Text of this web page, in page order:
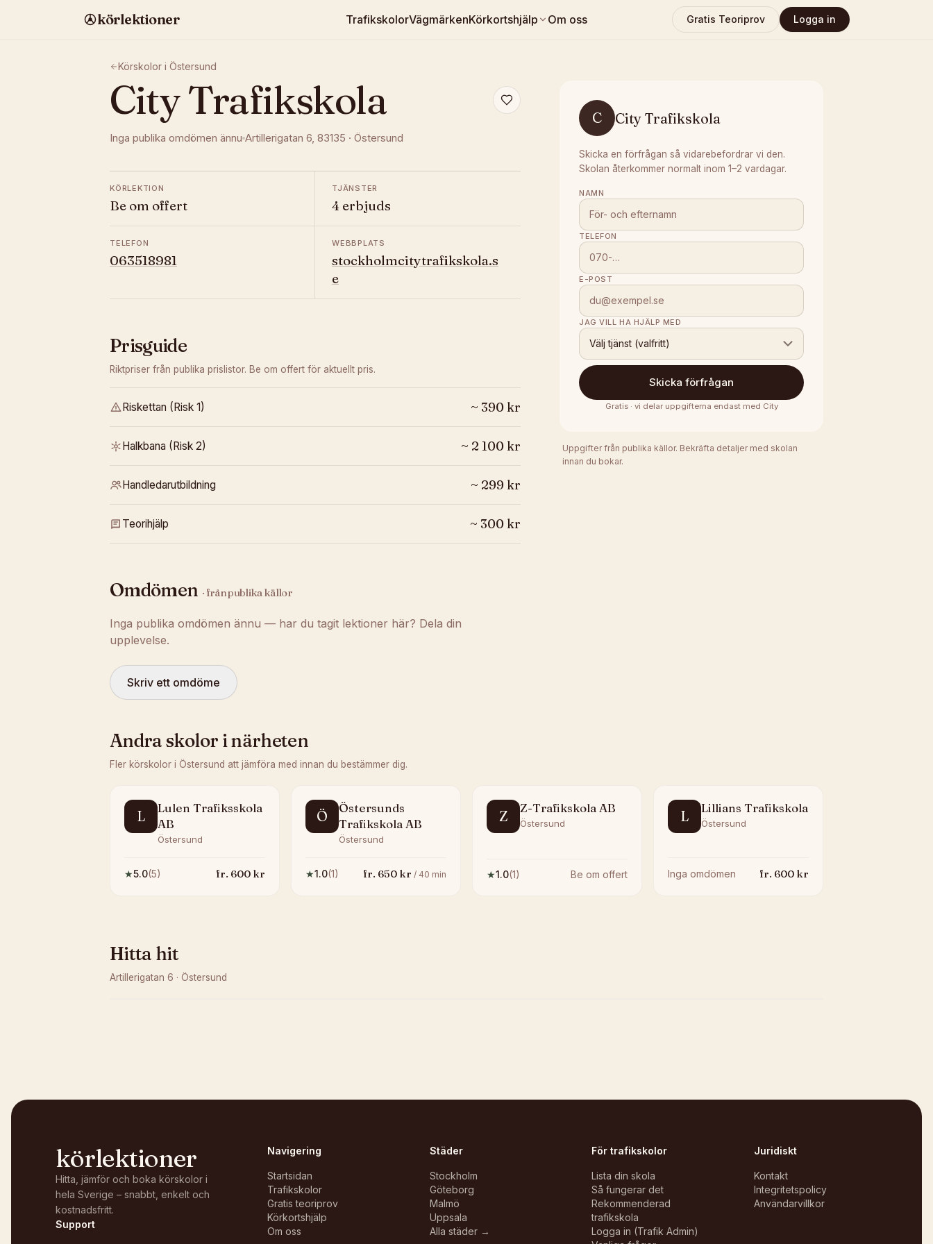
körlektioner TrafikskolorVägmärkenKörkortshjälp Om oss Gratis Teoriprov Logga in
Körskolor i Östersund
City Trafikskola
Inga publika omdömen ännu Artillerigatan 6, 83135 · Östersund
KÖRLEKTION
Be om offert
TJÄNSTER
4 erbjuds
TELEFON
063518981
WEBBPLATS
stockholmcitytrafikskola.s
e
Prisguide
Riktpriser från publika prislistor. Be om offert för aktuellt pris.
Riskettan (Risk 1) ~ 390 kr
Halkbana (Risk 2) ~ 2 100 kr
Handledarutbildning ~ 299 kr
Teorihjälp ~ 300 kr
Omdömen · från publika källor
Inga publika omdömen ännu — har du tagit lektioner här? Dela din
upplevelse.
Skriv ett omdöme
C City Trafikskola
Skicka en förfrågan så vidarebefordrar vi den.
Skolan återkommer normalt inom 1–2 vardagar.
NAMN
TELEFON
E-POST
JAG VILL HA HJÄLP MED
Välj tjänst (valfritt)
Skicka förfrågan
Gratis · vi delar uppgifterna endast med City
Uppgifter från publika källor. Bekräfta detaljer med skolan
innan du bokar.
Andra skolor i närheten
Fler körskolor i Östersund att jämföra med innan du bestämmer dig.
L
Lulen Trafiksskola
AB
Östersund
★5.0(5) fr. 600 kr
Ö
Östersunds
Trafikskola AB
Östersund
★1.0(1) fr. 650 kr / 40 min
Z Z-Trafikskola AB
Östersund
★1.0(1) Be om offert
L Lillians Trafikskola
Östersund
Inga omdömen fr. 600 kr
Hitta hit
Artillerigatan 6 · Östersund
körlektioner
Hitta, jämför och boka körskolor i
hela Sverige – snabbt, enkelt och
kostnadsfritt.
Support
Navigering
Startsidan
Trafikskolor
Gratis teoriprov
Körkortshjälp
Om oss
Städer
Stockholm
Göteborg
Malmö
Uppsala
Alla städer →
För trafikskolor
Lista din skola
Så fungerar det
Rekommenderad
trafikskola
Logga in (Trafik Admin)
Juridiskt
Kontakt
Integritetspolicy
Användarvillkor